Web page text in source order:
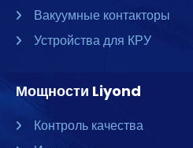
Вакуумные контакторы
Устройства для КРУ
Мощности Liyond
Контроль качества